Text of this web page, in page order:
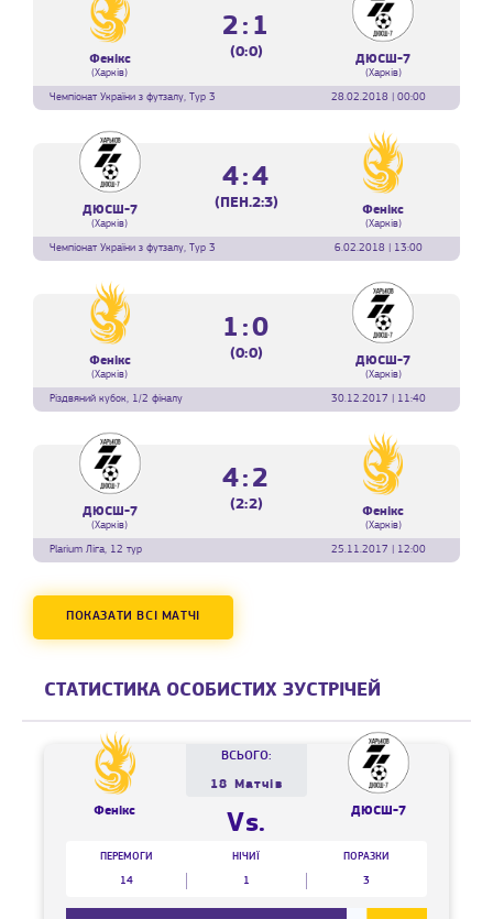
Фенікс
(Харків)
2:1
(0:0) ДЮСШ-7
(Харків)
Чемпіонат України з футзалу, Тур 3
28.02.2018 | 00:00
ДЮСШ-7
(Харків)
4:4
(ПЕН.2:3) Фенікс
(Харків)
Чемпіонат України з футзалу, Тур 3
6.02.2018 | 13:00
Фенікс
(Харків)
1:0
(0:0) ДЮСШ-7
(Харків)
Різдвяний кубок, 1/2 фіналу
30.12.2017 | 11:40
ДЮСШ-7
(Харків)
4:2
(2:2) Фенікс
(Харків)
Plarium Ліга, 12 тур
25.11.2017 | 12:00
ПОКАЗАТИ ВСІ МАТЧІ
СТАТИСТИКА ОСОБИСТИХ ЗУСТРІЧЕЙ
Фенікс
ВСЬОГО:
18 Матчів
Vs. ДЮСШ-7
ПЕРЕМОГИ
14
НІЧИЇ
1
ПОРАЗКИ
3